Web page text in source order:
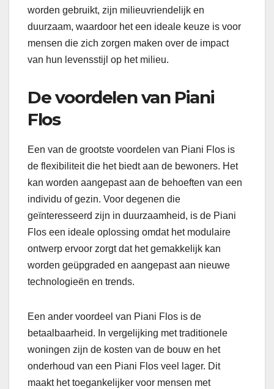
worden gebruikt, zijn milieuvriendelijk en
duurzaam, waardoor het een ideale keuze is voor
mensen die zich zorgen maken over de impact
van hun levensstijl op het milieu.
De voordelen van Piani
Flos
Een van de grootste voordelen van Piani Flos is
de flexibiliteit die het biedt aan de bewoners. Het
kan worden aangepast aan de behoeften van een
individu of gezin. Voor degenen die
geïnteresseerd zijn in duurzaamheid, is de Piani
Flos een ideale oplossing omdat het modulaire
ontwerp ervoor zorgt dat het gemakkelijk kan
worden geüpgraded en aangepast aan nieuwe
technologieën en trends.
Een ander voordeel van Piani Flos is de
betaalbaarheid. In vergelijking met traditionele
woningen zijn de kosten van de bouw en het
onderhoud van een Piani Flos veel lager. Dit
maakt het toegankelijker voor mensen met